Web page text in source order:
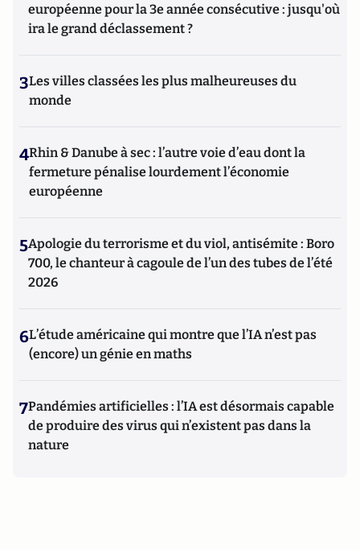
européenne pour la 3e année consécutive : jusqu'où
ira le grand déclassement ?
3Les villes classées les plus malheureuses du
monde
4Rhin & Danube à sec : l’autre voie d’eau dont la
fermeture pénalise lourdement l’économie
européenne
5Apologie du terrorisme et du viol, antisémite : Boro
700, le chanteur à cagoule de l’un des tubes de l’été
2026
6L’étude américaine qui montre que l’IA n’est pas
(encore) un génie en maths
7Pandémies artificielles : l’IA est désormais capable
de produire des virus qui n’existent pas dans la
nature